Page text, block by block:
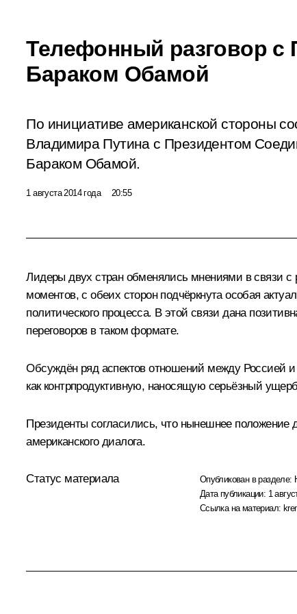
Телефонный разговор
Бараком Обамой
По инициативе американской стороны
Владимира Путина с Президентом
Бараком Обамой.
1 августа 2014 года 20:55
Лидеры двух стран обменялись мнениями в связи с
моментов, с обеих сторон подчёркнута особая
политического процесса. В этой связи дана
переговоров в таком формате.
Обсуждён ряд аспектов отношений между Россией
как контрпродуктивную, наносящую серьёзный
Президенты согласились, что нынешнее положение
американского диалога.
Статус материала Опубликован в разделе:
Дата публикации: 1
Ссылка на материал: